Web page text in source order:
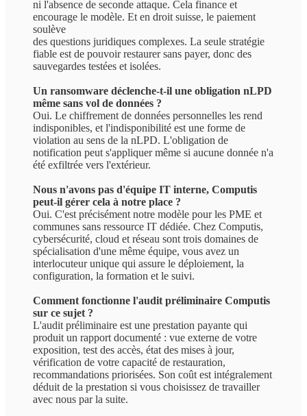
ni l'absence de seconde attaque. Cela finance et
encourage le modèle. Et en droit suisse, le paiement
soulève
des questions juridiques complexes. La seule stratégie
fiable est de pouvoir restaurer sans payer, donc des
sauvegardes testées et isolées.
Un ransomware déclenche-t-il une obligation nLPD
même sans vol de données ?
Oui. Le chiffrement de données personnelles les rend
indisponibles, et l'indisponibilité est une forme de
violation au sens de la nLPD. L'obligation de
notification peut s'appliquer même si aucune donnée n'a
été exfiltrée vers l'extérieur.
Nous n'avons pas d'équipe IT interne, Computis
peut-il gérer cela à notre place ?
Oui. C'est précisément notre modèle pour les PME et
communes sans ressource IT dédiée. Chez Computis,
cybersécurité, cloud et réseau sont trois domaines de
spécialisation d'une même équipe, vous avez un
interlocuteur unique qui assure le déploiement, la
configuration, la formation et le suivi.
Comment fonctionne l'audit préliminaire Computis
sur ce sujet ?
L'audit préliminaire est une prestation payante qui
produit un rapport documenté : vue externe de votre
exposition, test des accès, état des mises à jour,
vérification de votre capacité de restauration,
recommandations priorisées. Son coût est intégralement
déduit de la prestation si vous choisissez de travailler
avec nous par la suite.